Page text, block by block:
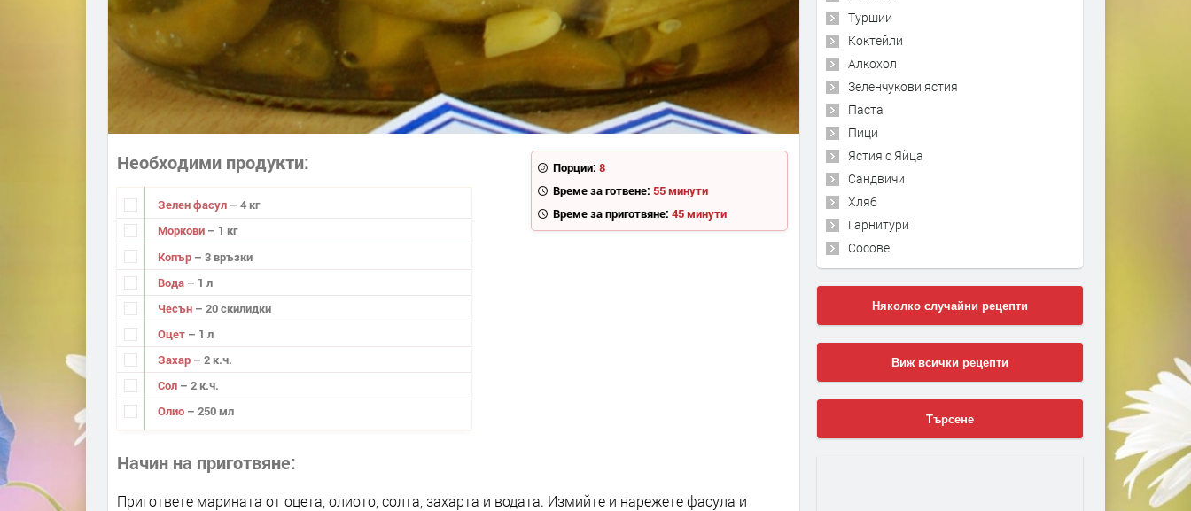
Порции: 8
Време за готвене: 55 минути
Време за приготвяне: 45 минути
Необходими продукти
Зелен фасул – 4 кг
Моркови – 1 кг
Копър – 3 връзки
Вода – 1 л
Чесън – 20 скилидки
Оцет – 1 л
Захар – 2 к.ч.
Сол – 2 к.ч.
Олио – 250 мл
Начин на приготвяне
Пригответе марината от оцета, олиото, солта, захарта и водата. Измийте и нарежете фасула и
Туршии
Коктейли
Алкохол
Зеленчукови ястия
Паста
Пици
Ястия с Яйца
Сандвичи
Хляб
Гарнитури
Сосове
Няколко случайни рецепти
Виж всички рецепти
Търсене